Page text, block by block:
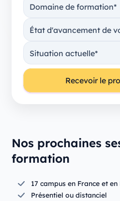
Nos prochaines
formation
17 campus en France et
Présentiel ou distanciel